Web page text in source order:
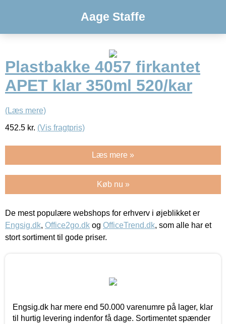
Aage Staffe
Plastbakke 4057 firkantet
APET klar 350ml 520/kar
(Læs mere)
452.5 kr. (Vis fragtpris)
Læs mere »
Køb nu »
De mest populære webshops for erhverv i øjeblikket er
Engsig.dk, Office2go.dk og OfficeTrend.dk, som alle har et
stort sortiment til gode priser.
Engsig.dk har mere end 50.000 varenumre på lager, klar
til hurtig levering indenfor få dage. Sortimentet spænder